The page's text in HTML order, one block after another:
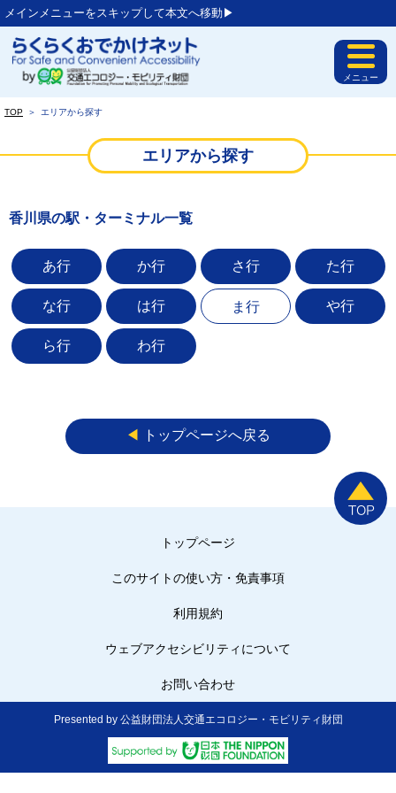
メインメニューをスキップして本文へ移動▶︎
メニュー
TOP ＞ エリアから探す
エリアから探す
香川県の駅・ターミナル一覧
あ行 か行 さ行 た行
な行 は行 ま行 や行
ら行 わ行
◀︎ トップページへ戻る
トップページ
このサイトの使い方・免責事項
利用規約
ウェブアクセシビリティについて
お問い合わせ
Presented by 公益財団法人交通エコロジー・モビリティ財団